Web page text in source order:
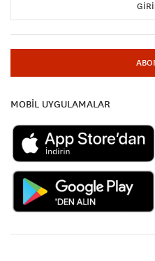
MOBİL UYGULAMALAR